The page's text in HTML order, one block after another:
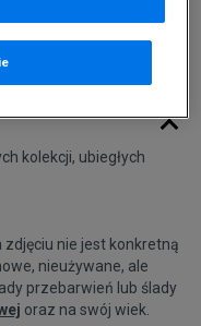
o dostępności
o dostępności
kolekcji, ubiegłych
nie jest konkretną
nieużywane, ale
przebarwień lub ślady
oraz na swój wiek.